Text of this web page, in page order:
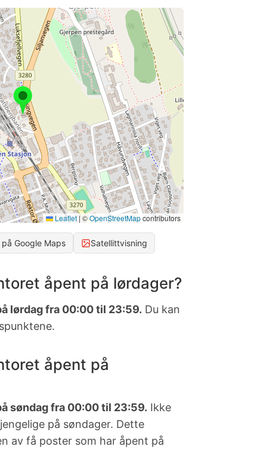
Leaflet |©OpenStreetMapcontributors
på Google Maps Satellittvisning
åpent på lørdager?
lørdag fra 00:00 til 23:59. Du kan
åpent på
søndag fra 00:00 til 23:59. Ikke
på søndager. Dette
av få poster som har åpent på